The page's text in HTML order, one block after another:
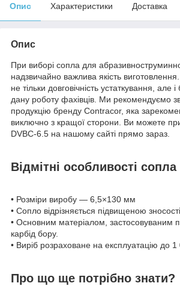
Опис Характеристики Доставка
Опис
При виборі сопла для
надзвичайно важлива якість
не тільки довговічність устаткування, але
дану роботу фахівців. Ми рекомендуємо
продукцію бренду Contracor, яка
виключно з кращої сторони. Ви можете
DVBC-6.5 на нашому сайті прямо зараз.
Відмітні особливості сопла
• Розміри виробу — 6,5×130 мм
• Сопло відрізняється підвищеною
• Основним матеріалом, застосовуваним
карбід бору.
• Виріб розраховане на експлуатацію до 1
Про що ще потрібно знати?